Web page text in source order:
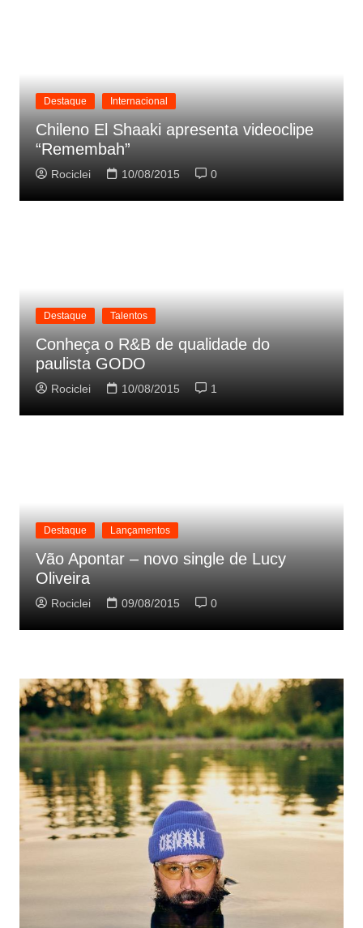
Destaque Internacional
Chileno El Shaaki apresenta videoclipe
“Remembah”
Rociclei 10/08/2015 0
Destaque Talentos
Conheça o R&B de qualidade do
paulista GODO
Rociclei 10/08/2015 1
Destaque Lançamentos
Vão Apontar – novo single de Lucy
Oliveira
Rociclei 09/08/2015 0